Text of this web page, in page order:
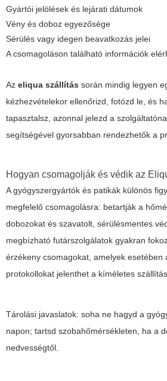
Gyártói jelölések és lejárati dátumok
Vény és doboz egyezősége
Sérülés vagy idegen beavatkozás jelei
A csomagoláson található információk
Az eliqua szállítás során mindig legyen
kézhezvételekor ellenőrizd, fotózd le, és
tapasztalsz, azonnal jelezd a
segítségével gyorsabban rendezhetők a
Hogyan csomagolják és védik az
A gyógyszergyártók és patikák különös
megfelelő csomagolásra: betartják a
dobozokat és szavatolt, sérülésmentes
megbízható futárszolgálatok gyakran
érzékeny csomagokat, amelyek esetében
protokollokat jelenthet a kíméletes
Tárolási javaslatok: soha ne hagyd a
napon; tartsd szobahőmérsékleten, ha a
nedvességtől.